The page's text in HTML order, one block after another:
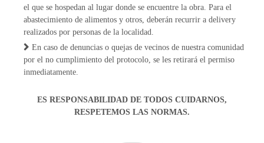
el que se hospedan al lugar donde se encuentre la obra. Para el
abastecimiento de alimentos y otros, deberán recurrir a delivery
realizados por personas de la localidad.
En caso de denuncias o quejas de vecinos de nuestra comunidad
por el no cumplimiento del protocolo, se les retirará el permiso
inmediatamente.
ES RESPONSABILIDAD DE TODOS CUIDARNOS,
RESPETEMOS LAS NORMAS.